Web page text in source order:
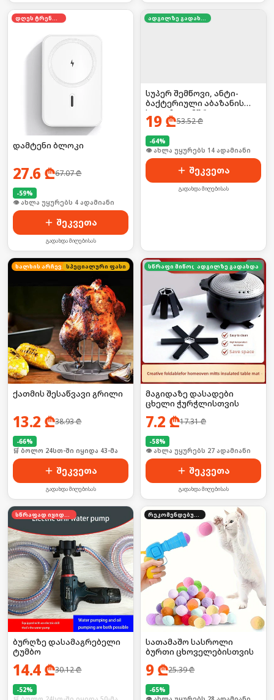
დღეს ტრენდში
დამტენი ბლოკი
27.6 ₾67.07₾
-59%
🛒 ბოლო 24სთ-ში იყიდა 2-მა
შეკვეთა
გადახდა მიღებისას
ადგილზე გადახდა
სუპერ შემწოვი, ანტი-
ბაქტერიული აბაზანის
ხალიჩა — მშრალი და
უსაფრთხო იატაკისთვის
19 ₾53.52₾
-64%
🛒 ბოლო 24სთ-ში იყიდა 17-მა
შეკვეთა
გადახდა მიღებისას
ხალხის არჩევანისპეციალური ფასი
ქათმის შესაწვავი გრილი
13.2 ₾38.93₾
-66%
🛒 ბოლო 24სთ-ში იყიდა 43-მა
შეკვეთა
გადახდა მიღებისას
სწრაფი მიწოდება
ადგილზე გადახდა
მაგიდაზე დასადები
ცხელი ჭურჭლისთვის
7.2 ₾17.31₾
-58%
🛒 ბოლო 24სთ-ში იყიდა 36-მა
შეკვეთა
გადახდა მიღებისას
სწრაფად იყიდება
ბურღზე დასამაგრებელი
ტუმბო
14.4₾30.12₾
-52%
რეკომენდებული
სათამაშო სასროლი
ბურთი ცხოველებისთვის
9 ₾25.39₾
-65%